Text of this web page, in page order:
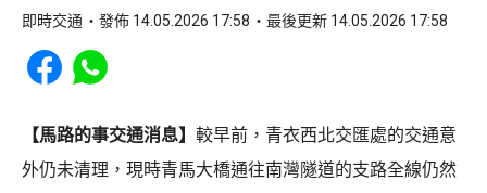
即時交通 發佈 14.05.2026 17:58 最後更新 14.05.2026 17:58
Share to Facebook
Share to WhatsApp
【馬路的事交通消息】 較早前，青衣西北交匯處的交通意
外仍未清理，現時青馬大橋通往南灣隧道的支路全線仍然